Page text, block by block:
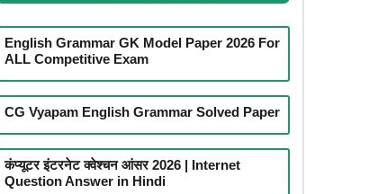
English Grammar GK Model Paper 2026 For
ALL Competitive Exam
CG Vyapam English Grammar Solved Paper
कंप्यूटर इंटरनेट क्वेश्चन आंसर 2026 | Internet
Question Answer in Hindi